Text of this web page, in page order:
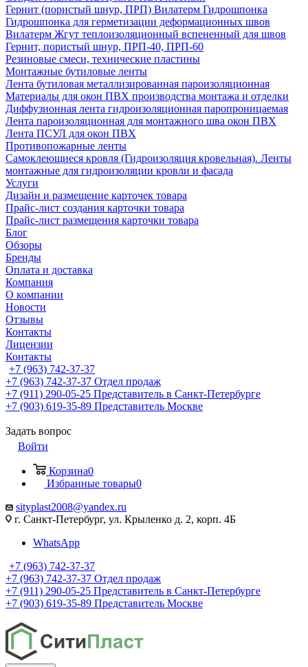
Гернит (пористый шнур, ПРП) Вилатерм Гидрошпонка
Гидрошпонка для герметизации деформационных швов
Вилатерм Жгут теплоизоляционный вспененный для швов
Гернит, пористый шнур, ПРП-40, ПРП-60
Резиновые смеси, технические пластины
Монтажные бутиловые ленты
Лента бутиловая металлизированная пароизоляционная
Материалы для окон ПВХ производства монтажа и отделки
Диффузионная лента гидроизоляционная паропроницаемая
Лента пароизоляционная для монтажного шва окон ПВХ
Лента ПСУЛ для окон ПВХ
Противопожарные ленты
Самоклеющиеся кровля (Гидроизоляция кровельная). Ленты
монтажные для гидроизоляции кровли и фасада
Услуги
Дизайн и размещение карточек товара
Прайс-лист создания карточки товара
Прайс-лист размещения карточки товара
Блог
Обзоры
Бренды
Оплата и доставка
Компания
О компании
Новости
Отзывы
Контакты
Лицензии
Контакты
+7 (963) 742-37-37
+7 (963) 742-37-37 Отдел продаж
+7 (911) 290-05-25 Представитель в Санкт-Петербурге
+7 (903) 619-35-89 Представитель Москве
Задать вопрос
Войти
Корзина0
Избранные товары0
sityplast2008@yandex.ru
г. Санкт-Петербург, ул. Крыленко д. 2, корп. 4Б
WhatsApp
+7 (963) 742-37-37
+7 (963) 742-37-37 Отдел продаж
+7 (911) 290-05-25 Представитель в Санкт-Петербурге
+7 (903) 619-35-89 Представитель Москве